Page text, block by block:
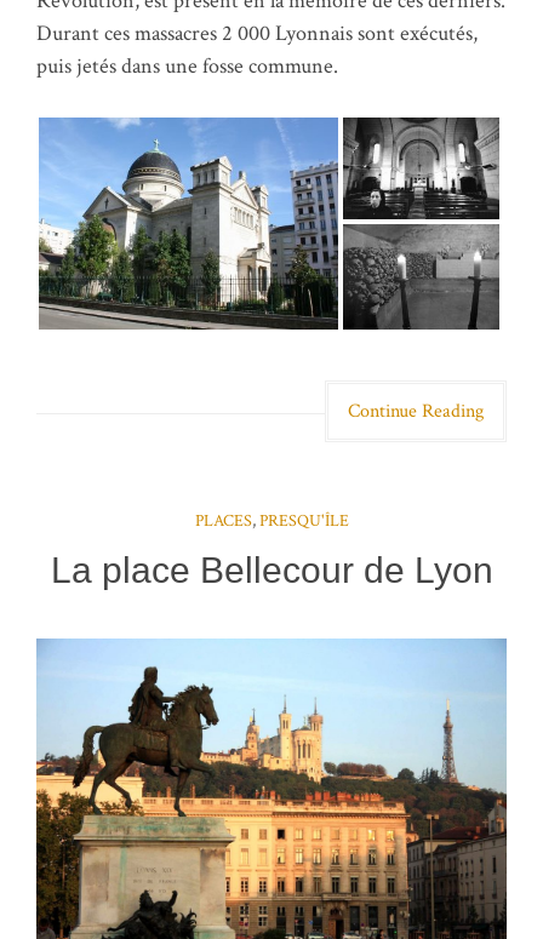
Durant ces massacres 2 000 Lyonnais sont exécutés,
puis jetés dans une fosse commune.
Continue Reading
PLACES,PRESQU'ÎLE
La place Bellecour de Lyon